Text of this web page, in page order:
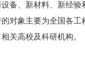
备、新材料、新经验
对象主要为全国各工
关高校及科研机构。